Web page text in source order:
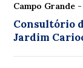
Campo Grande
Consultório
Jardim